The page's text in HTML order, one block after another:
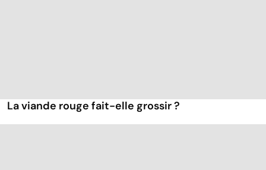
La viande rouge fait-elle grossir ?